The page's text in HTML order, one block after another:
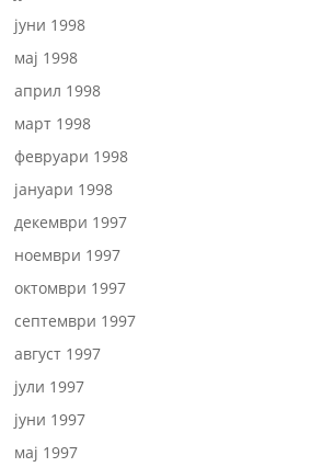
јуни 1998
мај 1998
април 1998
март 1998
февруари 1998
јануари 1998
декември 1997
ноември 1997
октомври 1997
септември 1997
август 1997
јули 1997
јуни 1997
мај 1997